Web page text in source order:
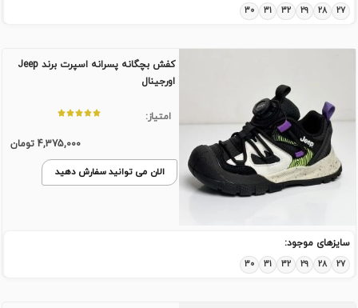
27
28
29
32
31
30
کفش بچگانه پسرانه اسپرت برند Jeep
اورجینال
امتیاز:
4,375,000 تومان
الان می توانید سفارش دهید
سایزهای موجود:
27
28
29
32
31
30